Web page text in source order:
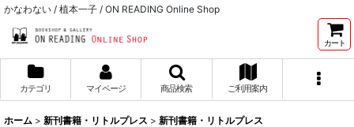
かなわない / 植本一子 / ON READING Online Shop
カート
カテゴリ マイページ 商品検索 ご利用案内
ホーム > 新刊書籍・リトルプレス > 新刊書籍・リトルプレス